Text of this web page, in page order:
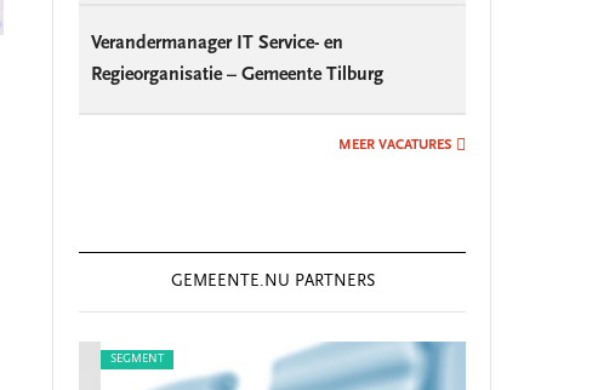
Verandermanager IT Service- en
Regieorganisatie – Gemeente Tilburg
MEER VACATURES
GEMEENTE.NU PARTNERS
SEGMENT